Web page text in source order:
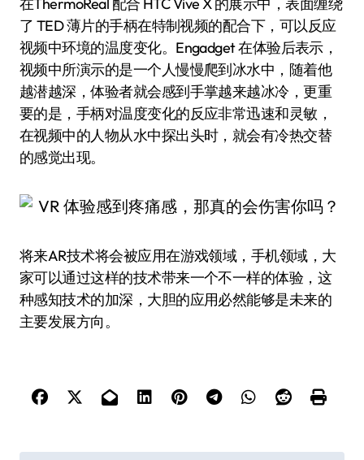
了 TED 薄片的手柄在特制视频的配合下，可以反应
视频中环境的温度变化。Engadget 在体验后表示，
视频中所演示的是一个人慢慢爬到冰水中，随着他
越潜越深，体验者就会感到手掌越来越冰冷，更重
要的是，手柄对温度变化的反应非常迅速和灵敏，
在视频中的人物从水中探出头时，就会有冷热交替
的感觉出现。
将来AR技术将会被应用在游戏领域，手机领域，大
家可以通过这样的技术带来一个不一样的体验，这
种感知技术的加深，大胆的应用必然能够是未来的
主要发展方向。